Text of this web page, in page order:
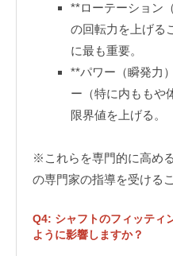
**ローテーション
の回転力を上げる
に最も重要。
**パワー（瞬発力
ー（特に内ももや
限界値を上げる。
※これらを専門的に高め
の専門家の指導を受ける
Q4: シャフトのフィッティ
ように影響しますか？